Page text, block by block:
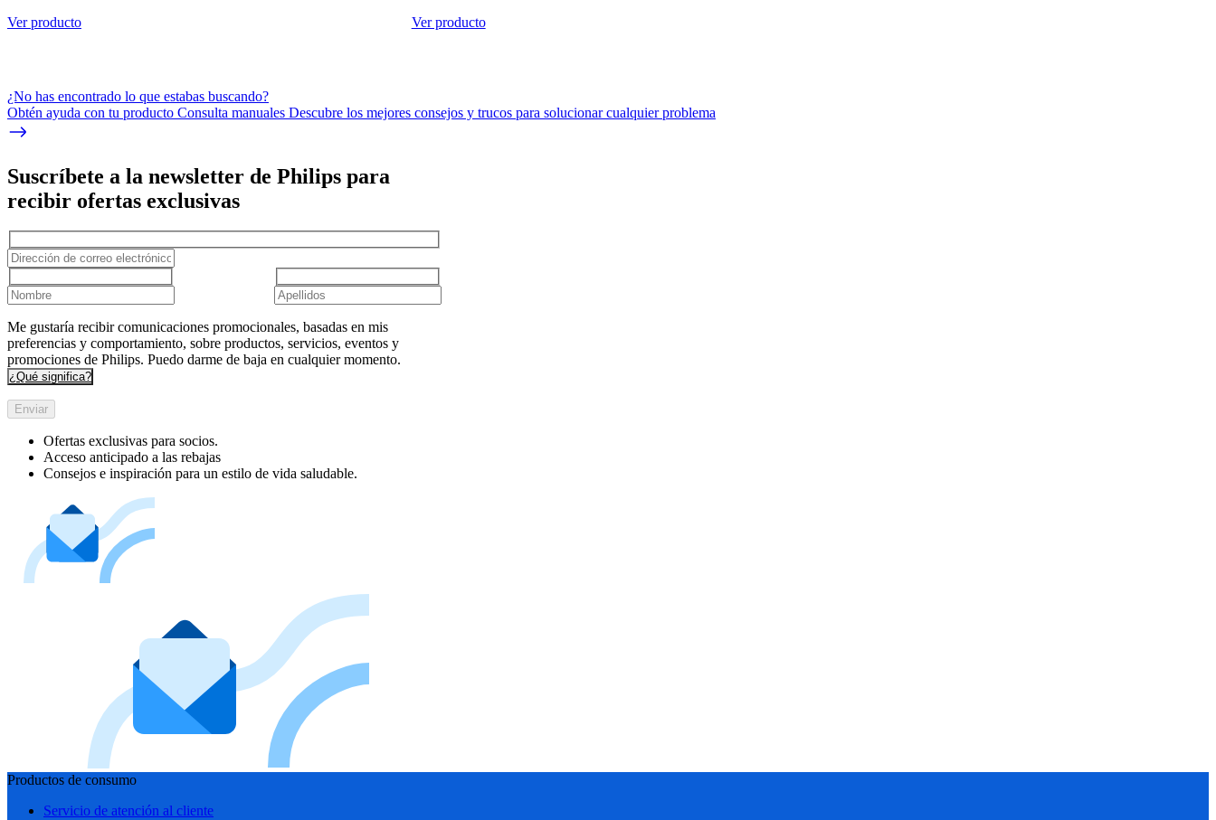
Ver producto
Ver producto
¿No has encontrado lo que estabas buscando?
Obtén ayuda con tu producto Consulta manuales Descubre los mejores consejos y trucos para solucionar cualquier problema
Suscríbete a la newsletter de Philips para
recibir ofertas exclusivas
Me gustaría recibir comunicaciones promocionales, basadas en mis
preferencias y comportamiento, sobre productos, servicios, eventos y
promociones de Philips. Puedo darme de baja en cualquier momento.
¿Qué significa?
Enviar
Ofertas exclusivas para socios.
Acceso anticipado a las rebajas
Consejos e inspiración para un estilo de vida saludable.
Productos de consumo
Servicio de atención al cliente